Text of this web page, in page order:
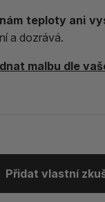
teploty ani
a dozrává.
malbu dle
Přidat vlastní